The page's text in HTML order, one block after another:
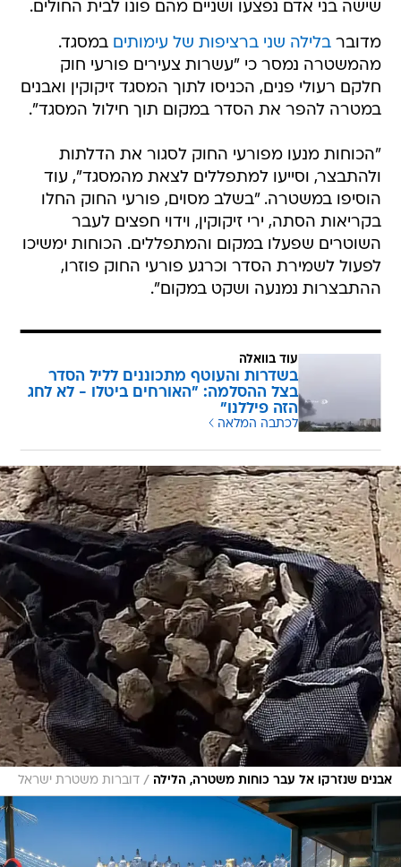
שישה בני אדם נפצעו ושניים מהם פונו לבית החולים.
מדוברבלילה שני ברציפות של עימותים במסגד.
מהמשטרה נמסר כי "עשרות צעירים פורעי חוק
חלקם רעולי פנים, הכניסו לתוך המסגד זיקוקין ואבנים
במטרה להפר את הסדר במקום תוך חילול המסגד".
"הכוחות מנעו מפורעי החוק לסגור את הדלתות
ולהתבצר, וסייעו למתפללים לצאת מהמסגד", עוד
הוסיפו במשטרה. "בשלב מסוים, פורעי החוק החלו
בקריאות הסתה, ירי זיקוקין, וידוי חפצים לעבר
השוטרים שפעלו במקום והמתפללים. הכוחות ימשיכו
לפעול לשמירת הסדר וכרגע פורעי החוק פוזרו,
ההתבצרות נמנעה ושקט במקום".
עוד בוואלה
בשדרות והעוטף מתכוננים לליל הסדר
בצל ההסלמה: "האורחים ביטלו - לא לחג
הזה פיללנו"
לכתבה המלאה
אבנים שנזרקו אל עבר כוחות משטרה, הלילה / דוברות משטרת ישראל